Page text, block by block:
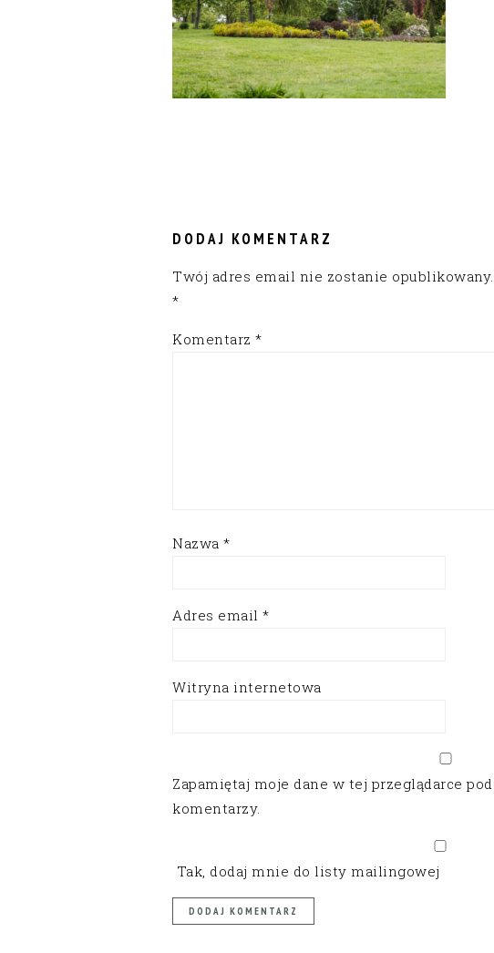
DODAJ KOMENTARZ
Twój adres email nie zostanie opublikowany.
*
Komentarz *
Nazwa *
Adres email *
Witryna internetowa
Zapamiętaj moje dane w tej przeglądarce
komentarzy.
Tak, dodaj mnie do listy mailingowej